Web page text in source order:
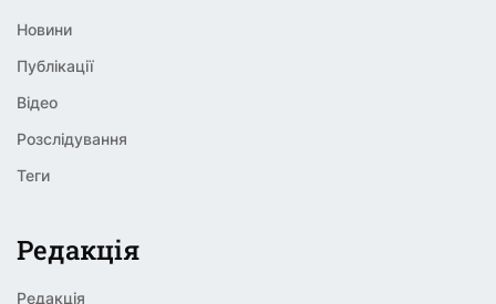
Новини
Публікації
Відео
Розслідування
Теги
Редакція
Редакція